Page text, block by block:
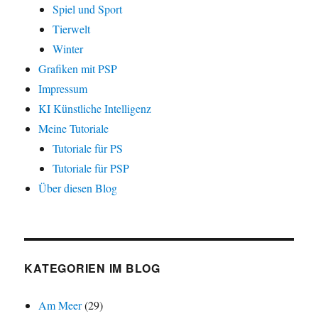
Spiel und Sport
Tierwelt
Winter
Grafiken mit PSP
Impressum
KI Künstliche Intelligenz
Meine Tutoriale
Tutoriale für PS
Tutoriale für PSP
Über diesen Blog
KATEGORIEN IM BLOG
Am Meer(29)